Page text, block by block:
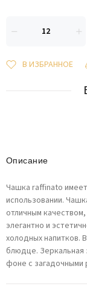
В ИЗБРАННОЕ
Описание
Чашка raffinato
использовании.
отличным
элегантно и
холодных напитков.
блюдце. Зеркальная
фоне с загадочными